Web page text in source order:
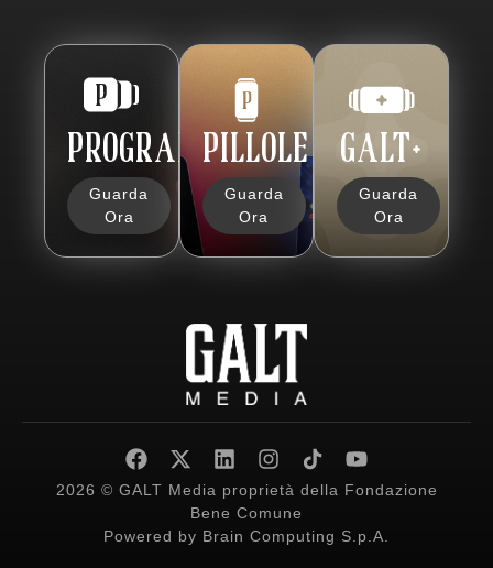
PROGRAMMI
Guarda
Ora
PILLOLE
Guarda
Ora
GALT+
Guarda
Ora
2026 © GALT Media proprietà della Fondazione
Bene Comune
Powered by Brain Computing S.p.A.